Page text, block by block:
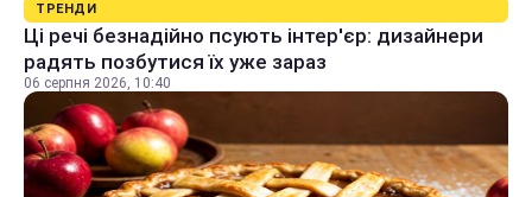
ТРЕНДИ
Ці речі безнадійно псують інтер'єр: дизайнери
радять позбутися їх уже зараз
06 серпня 2026, 10:40